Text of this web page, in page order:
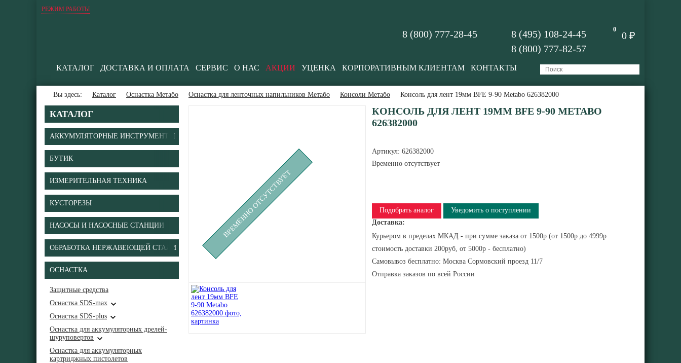
РЕЖИМ РАБОТЫ
0
0 ₽
8 (495) 108-24-45
8 (800) 777-82-57
8 (800) 777-28-45
КАТАЛОГ ДОСТАВКА И ОПЛАТА СЕРВИС О НАС АКЦИИ УЦЕНКА КОРПОРАТИВНЫМ КЛИЕНТАМ КОНТАКТЫ
Вы здесь: Каталог Оснастка Метабо Оснастка для ленточных напильников Метабо Консоли Метабо Консоль для лент 19мм BFE 9-90 Metabo 626382000
КАТАЛОГ
АККУМУЛЯТОРНЫЕ ИНСТРУМЕНТЫ
БУТИК
ИЗМЕРИТЕЛЬНАЯ ТЕХНИКА
КУСТОРЕЗЫ
НАСОСЫ И НАСОСНЫЕ СТАНЦИИ
ОБРАБОТКА НЕРЖАВЕЮЩЕЙ СТАЛИ
ОСНАСТКА
Защитные средства
Оснастка SDS-max
Оснастка SDS-plus
Оснастка для аккумуляторных дрелей-
шуруповертов
Оснастка для аккумуляторных
картриджных пистолетов
ВРЕМЕННО ОТСУТСТВУЕТ
КОНСОЛЬ ДЛЯ ЛЕНТ 19ММ BFE 9-90 METABO
626382000
Артикул: 626382000
Временно отсутствует
Подобрать аналог
Уведомить о поступлении
Доставка:
Курьером в пределах МКАД - при сумме заказа от 1500р (от 1500р до 4999р
стоимость доставки 200руб, от 5000р - бесплатно)
Самовывоз бесплатно: Москва Сормовский проезд 11/7
Отправка заказов по всей России